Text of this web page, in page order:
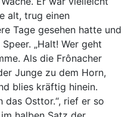
alt, trug einen
Tage gesehen hatte und
„Halt! Wer geht
Als die Frônacher
Junge zu dem Horn,
blies kräftig hinein.
das Osttor.“, rief er so